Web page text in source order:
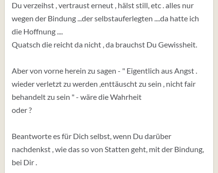
Du verzeihst , vertraust erneut , hälst still, etc . alles nur
wegen der Bindung ...der selbstauferlegten ....da hatte ich
die Hoffnung ....
Quatsch die reicht da nicht , da brauchst Du Gewissheit.
Aber von vorne herein zu sagen - " Eigentlich aus Angst .
wieder verletzt zu werden ,enttäuscht zu sein , nicht fair
behandelt zu sein " - wäre die Wahrheit
oder ?
Beantworte es für Dich selbst, wenn Du darüber
nachdenkst , wie das so von Statten geht, mit der Bindung,
bei Dir .